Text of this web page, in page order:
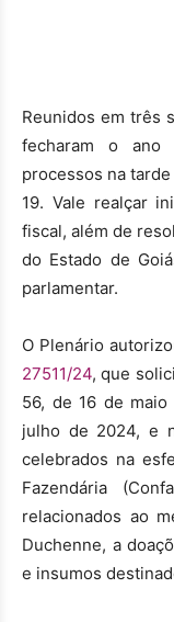
Reunidos em três
fecharam o ano
processos na
19. Vale realçar
fiscal, além de
do Estado de
parlamentar.
O Plenário
27511/24, que
56, de 16 de
julho de 2024, e
celebrados na
Fazendária
relacionados ao
Duchenne, a
e insumos